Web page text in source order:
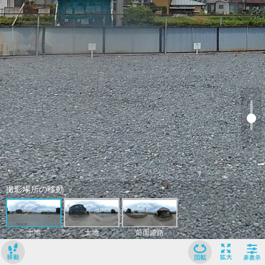
撮影場所の移動
土地 土地 前面道路
﹢
﹣